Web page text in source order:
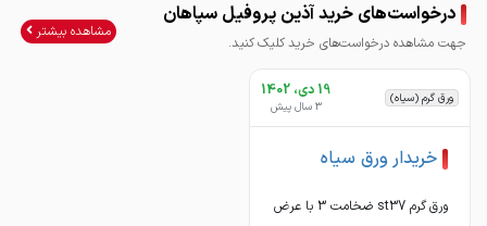
درخواست‌های خرید آذین پروفیل سپاهان
جهت مشاهده درخواست‌های خرید کلیک کنید.
مشاهده بیشتر
ورق گرم (سیاه) 19 دی، 1402
3 سال پیش
خریدار ورق سیاه
ورق گرم st37 ضخامت 3 با عرض